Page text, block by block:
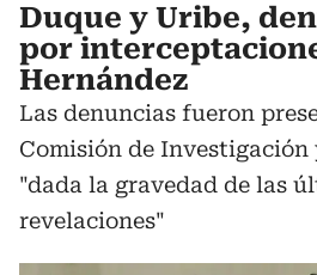
Duque y Uribe,
por
Hernández
Las denuncias fueron
Comisión de Investigación
"dada la gravedad de las
revelaciones"